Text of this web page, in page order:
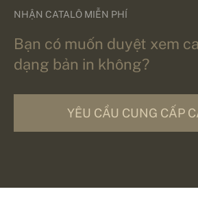
NHẬN CATALÔ MIỄN PHÍ
Bạn có muốn duyệt xem
dạng bản in không?
YÊU CẦU CUNG CẤP